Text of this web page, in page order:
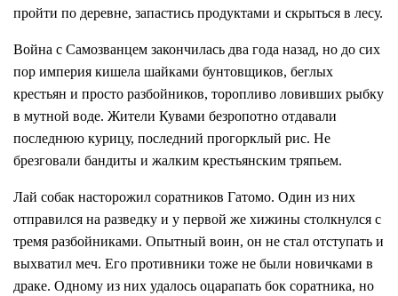
пройти по деревне, запастись продуктами и скрыться в лесу.
Война с Самозванцем закончилась два года назад, но до сих
пор империя кишела шайками бунтовщиков, беглых
крестьян и просто разбойников, торопливо ловивших рыбку
в мутной воде. Жители Кувами безропотно отдавали
последнюю курицу, последний прогорклый рис. Не
брезговали бандиты и жалким крестьянским тряпьем.
Лай собак насторожил соратников Гатомо. Один из них
отправился на разведку и у первой же хижины столкнулся с
тремя разбойниками. Опытный воин, он не стал отступать и
выхватил меч. Его противники тоже не были новичками в
драке. Одному из них удалось оцарапать бок соратника, но